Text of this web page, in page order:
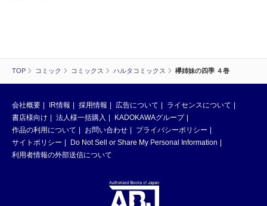
TOP コミック コミックス ハルタコミックス 欅姉妹の四季 ４巻
会社概要 IR情報 採用情報 広告について
ライセンスについて
書店様向け
法人様一括購入
KADOKAWAグループ
作品の利用について
お問い合わせ
プライバシーポリシー
サイトポリシー
Do Not Sell or Share My Personal Information
利用者情報の外部送信について